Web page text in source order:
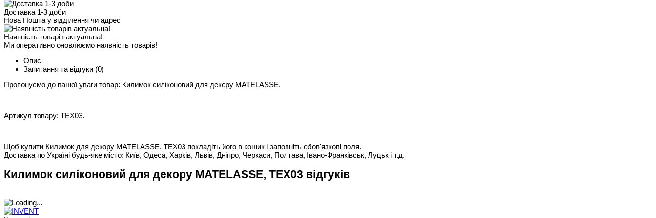
Доставка 1-3 доби
Нова Пошта у відділення чи адрес
Наявність товарів актуальна!
Ми оперативно оновлюємо наявність товарів!
Опис
Запитання та відгуки (0)
Пропонуємо до вашої уваги товар: Килимок силіконовий для декору MATELASSE.
Артикул товару: TEX03.
Щоб купити Килимок для декору MATELASSE, TEX03 покладіть його в кошик і заповніть обов'язкові поля.
Доставка по Україні будь-яке місто: Київ, Одеса, Харків, Львів, Дніпро, Черкаси, Полтава, Івано-Франківськ, Луцьк і т.д.
Килимок силіконовий для декору MATELASSE, TEX03 відгуків